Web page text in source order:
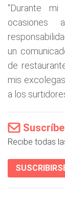
“Durante
un
de
mis
a los
Recibe todas